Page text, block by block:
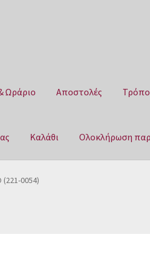
Ωράριο Αποστολές
Καλάθι Ολοκλήρωση
Αποστολές
(221-0054)